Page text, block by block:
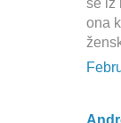
se iz
ona